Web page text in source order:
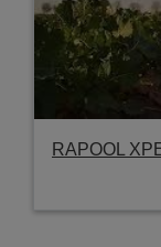
RAPOOL